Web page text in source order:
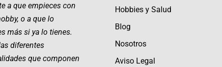
a que empieces con
o a que lo
más si ya lo tienes.
diferentes
que componen
Hobbies y Salud
Blog
Nosotros
Aviso Legal